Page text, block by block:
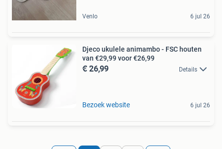
Venlo 6 jul 26
Djeco ukulele animambo - FSC houten
van €29,99 voor €26,99
€ 26,99 Details
Bezoek website 6 jul 26